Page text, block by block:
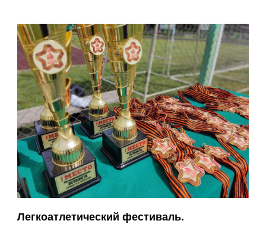
Легкоатлетический фестиваль.